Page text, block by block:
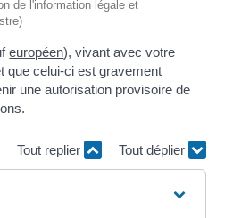
de l'information légale et
européen), vivant avec votre
que celui-ci est gravement
une autorisation provisoire de
Tout replier Tout déplier